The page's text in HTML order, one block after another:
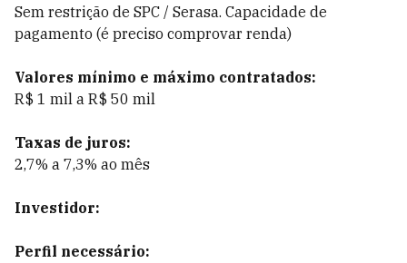
Sem restrição de SPC / Serasa. Capacidade de
pagamento (é preciso comprovar renda)
Valores mínimo e máximo contratados:
R$ 1 mil a R$ 50 mil
Taxas de juros:
2,7% a 7,3% ao mês
Investidor:
Perfil necessário: